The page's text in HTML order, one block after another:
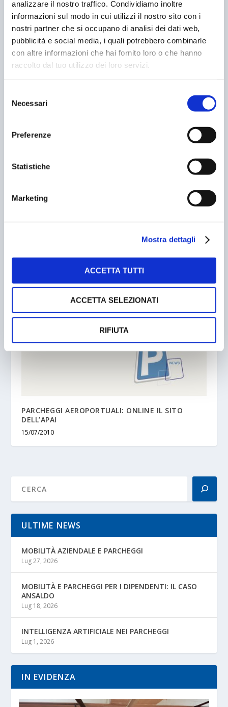
analizzare il nostro traffico. Condividiamo inoltre
informazioni sul modo in cui utilizzi il nostro sito con i
nostri partner che si occupano di analisi dei dati web,
pubblicità e social media, i quali potrebbero combinarle
con altre informazioni che hai fornito loro o che hanno
raccolto dal tuo utilizzo dei loro servizi.
delNecessari
Preferenze
Statistiche
Marketing
Mostra dettagli
ACCETTA TUTTI
ACCETTA SELEZIONATI
RIFIUTA
DEI MOTORINI’
PARCHEGGI AEROPORTUALI: ONLINE IL SITO
DELL’APAI
15/07/2010
ULTIME NEWS
MOBILITÀ AZIENDALE E PARCHEGGI
Lug 27, 2026
MOBILITÀ E PARCHEGGI PER I DIPENDENTI: IL CASO
ANSALDO
Lug 18, 2026
INTELLIGENZA ARTIFICIALE NEI PARCHEGGI
Lug 1, 2026
IN EVIDENZA